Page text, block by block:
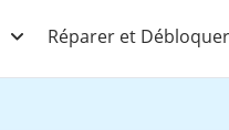
Réparer et Débloquer